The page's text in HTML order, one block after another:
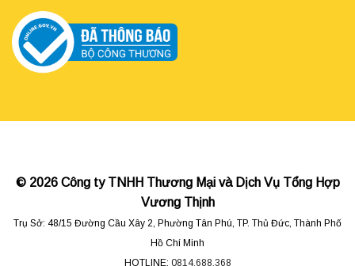
© 2026 Công ty TNHH Thương Mại và Dịch Vụ Tổng Hợp
Vương Thịnh
Trụ Sở: 48/15 Đường Cầu Xây 2, Phường Tân Phú, TP. Thủ Đức, Thành Phố
Hồ Chí Minh
HOTLINE: 0814.688.368